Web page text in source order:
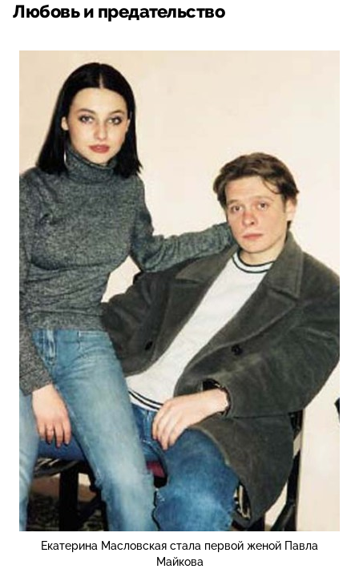
Любовь и предательство
Екатерина Масловская стала первой женой Павла
Майкова